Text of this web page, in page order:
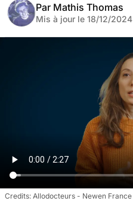
Par Mathis Thomas
Mis à jour le 18/12/2024
Allodocteurs - Newen France